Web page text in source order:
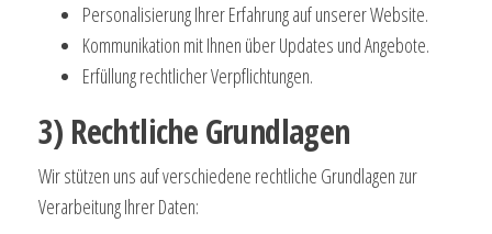
Personalisierung Ihrer Erfahrung auf unserer Website.
Kommunikation mit Ihnen über Updates und Angebote.
Erfüllung rechtlicher Verpflichtungen.
3) Rechtliche Grundlagen
Wir stützen uns auf verschiedene rechtliche Grundlagen zur
Verarbeitung Ihrer Daten: